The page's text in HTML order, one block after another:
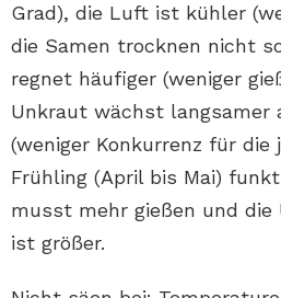
Grad), die Luft ist kühler
die Samen trocknen nicht
regnet häufiger (weniger
Unkraut wächst langsamer
(weniger Konkurrenz für die
Frühling (April bis Mai)
musst mehr gießen und die
ist größer.